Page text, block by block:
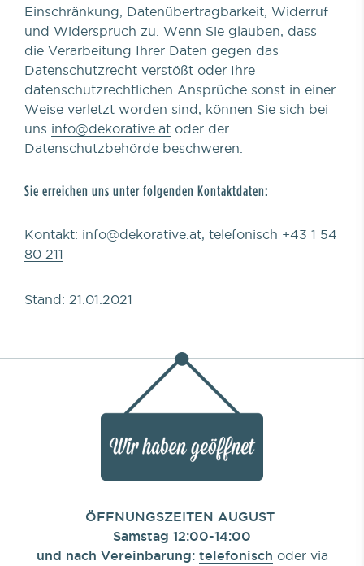
Einschränkung, Datenübertragbarkeit, Widerruf
und Widerspruch zu. Wenn Sie glauben, dass
die Verarbeitung Ihrer Daten gegen das
Datenschutzrecht verstößt oder Ihre
datenschutzrechtlichen Ansprüche sonst in einer
Weise verletzt worden sind, können Sie sich bei
uns info@dekorative.at oder der
Datenschutzbehörde beschweren.
Sie erreichen uns unter folgenden Kontaktdaten:
Kontakt: info@dekorative.at, telefonisch +43 1 54
80 211
Stand: 21.01.2021
ÖFFNUNGSZEITEN AUGUST
Samstag 12:00-14:00
und nach Vereinbarung: telefonisch oder via